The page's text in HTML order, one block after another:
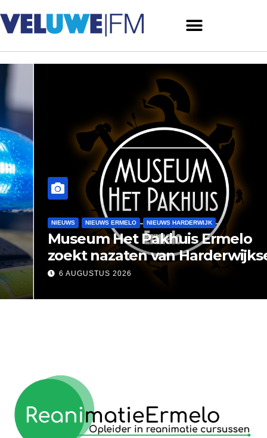
NIEUWS ERMELO NIEUWS HARDERWIJK
Museum Het Pakhuis Ermelo
zoekt nazaten van Harderwijkse
visser
6 AUGUSTUS 2026